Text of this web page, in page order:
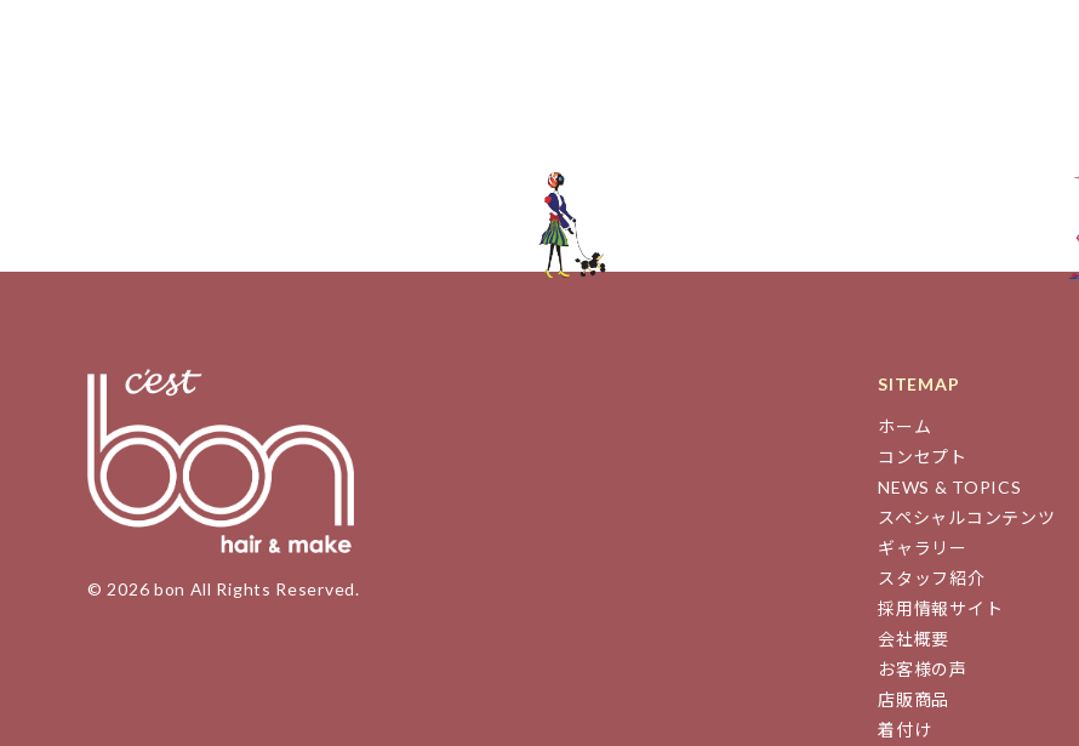
SITEMAP
ホーム
コンセプト
NEWS & TOPICS
スペシャルコンテンツ
ギャラリー
スタッフ紹介
採用情報サイト
会社概要
お客様の声
店販商品
着付け
© 2026 bon All Rights Reserved.